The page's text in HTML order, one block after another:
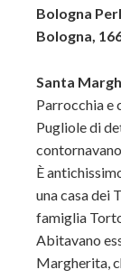
Bologna
Bologna,
Santa
Parrocchia e
Pugliole di
È
una casa dei
famiglia
Abitavano
Margherita,